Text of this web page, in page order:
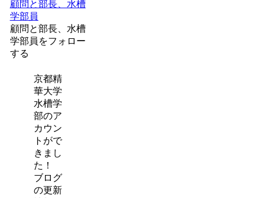
顧問と部長、水槽
学部員
顧問と部長、水槽
学部員をフォロー
する
京都精
華大学
水槽学
部のア
カウン
トがで
きまし
た！
ブログ
の更新